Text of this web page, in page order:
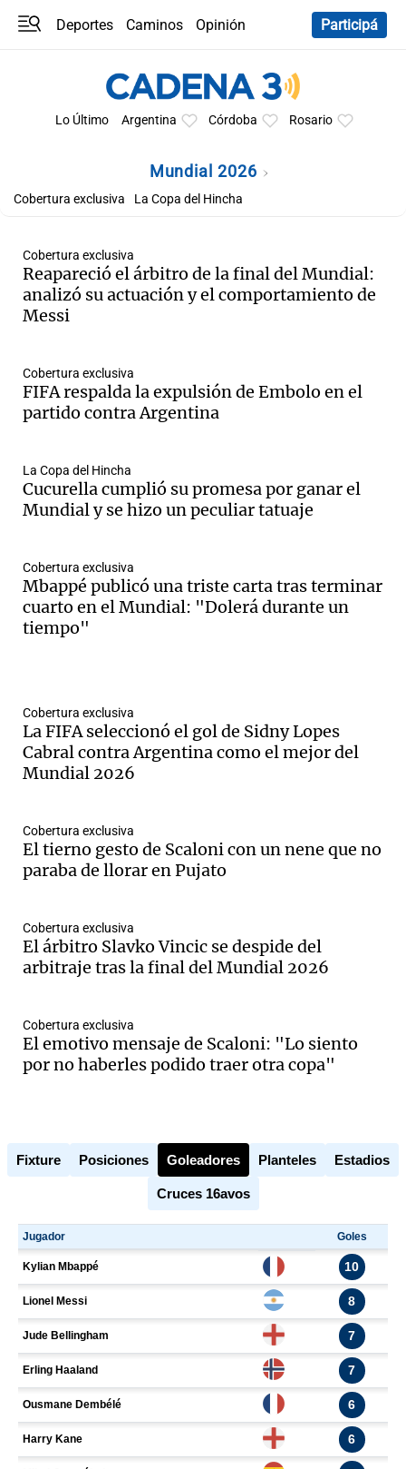
Deportes Caminos
Opinión
Participá
Lo Último Argentina Córdoba Rosario
Mundial 2026
Cobertura exclusiva La Copa del Hincha
Cobertura exclusiva
Reapareció el árbitro de la final del Mundial:
analizó su actuación y el comportamiento de
Messi
Cobertura exclusiva
FIFA respalda la expulsión de Embolo en el
partido contra Argentina
La Copa del Hincha
Cucurella cumplió su promesa por ganar el
Mundial y se hizo un peculiar tatuaje
Cobertura exclusiva
Mbappé publicó una triste carta tras terminar
cuarto en el Mundial: "Dolerá durante un
tiempo"
Cobertura exclusiva
La FIFA seleccionó el gol de Sidny Lopes
Cabral contra Argentina como el mejor del
Mundial 2026
Cobertura exclusiva
El tierno gesto de Scaloni con un nene que no
paraba de llorar en Pujato
Cobertura exclusiva
El árbitro Slavko Vincic se despide del
arbitraje tras la final del Mundial 2026
Cobertura exclusiva
El emotivo mensaje de Scaloni: "Lo siento
por no haberles podido traer otra copa"
Fixture Posiciones Goleadores Planteles Estadios
Cruces 16avos
Mundial 2026
La Sole en
Cadena 3